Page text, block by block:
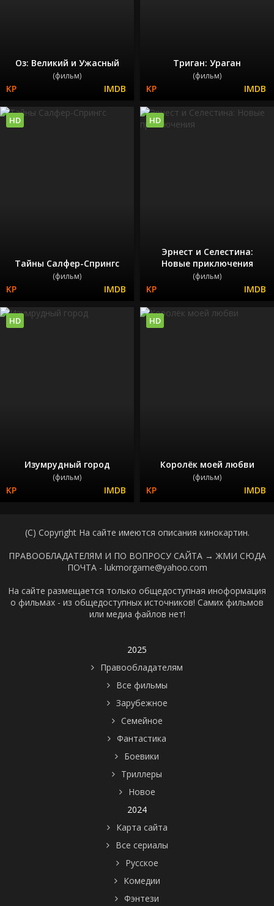
Оз: Великий и Ужасный
(фильм)
Триган: Ураган
(фильм)
Тайны Салфер-Спрингс
(фильм)
HD
Эрнест и Селестина:
Новые приключения
(фильм)
HD
Изумрудный город
(фильм)
HD
Королёк моей любви
(фильм)
HD
(C) Copyright На сайте имеются описания кинокартин.
ПРАВООБЛАДАТЕЛЯМ И ПО ВОПРОСУ САЙТА → ЖМИ СЮДА
ПОЧТА - lukmorgame@yahoo.com
На сайте размещается только общедоступная иноформация
о фильмах - из общедоступных источников! Самих фильмов
или медиа файлов нет!
2025
Правообладателям
Все фильмы
Зарубежное
Семейное
Фантастика
Боевики
Триллеры
Новое
2024
Карта сайта
Все сериалы
Русское
Комедии
Фэнтези